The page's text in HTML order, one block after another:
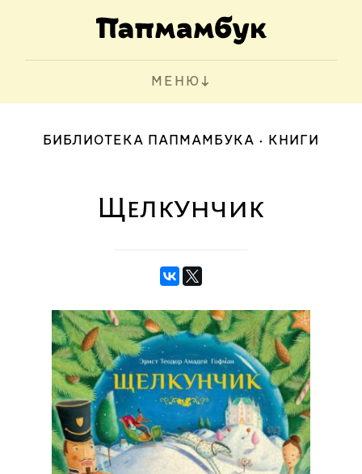
МЕНЮ
БИБЛИОТЕКА ПАПМАМБУКА КНИГИ
Щелкунчик